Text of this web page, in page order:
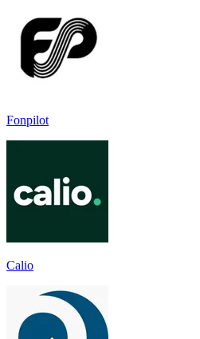
Fonpilot
Calio